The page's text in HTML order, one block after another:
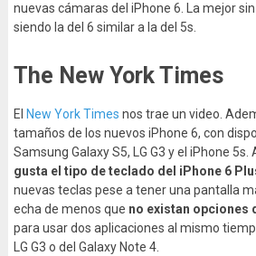
nuevas cámaras del iPhone 6. La mejor
siendo la del 6 similar a la del 5s.
The New York Times
El New York Times nos trae un video.
tamaños de los nuevos iPhone 6, con
Samsung Galaxy S5, LG G3 y el iPhone 5s.
gusta el tipo de teclado del iPhone 6
nuevas teclas pese a tener una pantalla
echa de menos que no existan opciones
para usar dos aplicaciones al mismo
LG G3 o del Galaxy Note 4.